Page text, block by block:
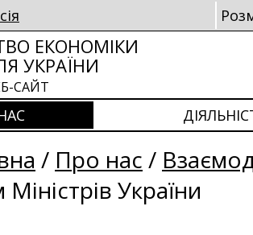
ЕКОНОМІКИ
УКРАЇНИ
САЙТ
/ Про нас /
України